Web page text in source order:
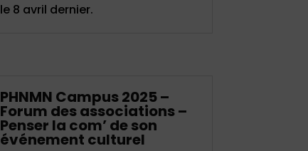
le 8 avril dernier.
PHNMN Campus 2025 –
Forum des associations –
Penser la com’ de son
événement culturel